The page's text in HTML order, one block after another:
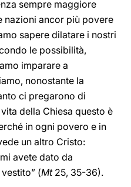
sempre maggiore
nazioni ancor più povere
sapere dilatare i nostri
le possibilità,
imparare a
nonostante la
ci pregarono di
della Chiesa questo è
in ogni povero e in
un altro Cristo:
avete dato da
(Mt25, 35-36).